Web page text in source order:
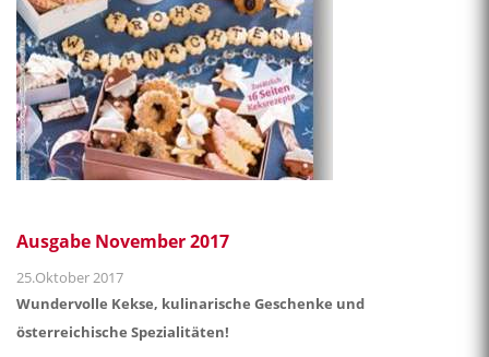
Ausgabe November 2017
25.Oktober 2017
Wundervolle Kekse, kulinarische Geschenke und
österreichische Spezialitäten!